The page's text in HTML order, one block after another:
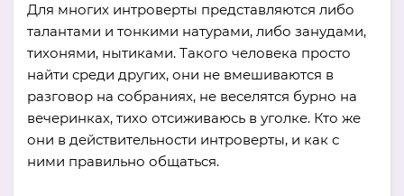
Для многих интроверты представляются либо
талантами и тонкими натурами, либо занудами,
тихонями, нытиками. Такого человека просто
найти среди других, они не вмешиваются в
разговор на собраниях, не веселятся бурно на
вечеринках, тихо отсиживаюсь в уголке. Кто же
они в действительности интроверты, и как с
ними правильно общаться.